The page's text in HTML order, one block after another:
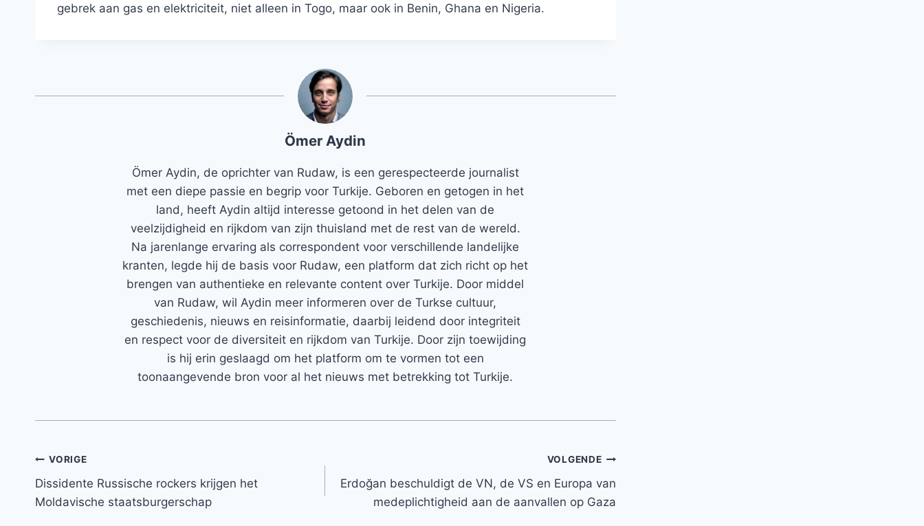
gebrek aan gas en elektriciteit, niet alleen in Togo, maar ook in Benin, Ghana en Nigeria.
Ömer Aydin
Ömer Aydin, de oprichter van Rudaw, is een gerespecteerde journalist
met een diepe passie en begrip voor Turkije. Geboren en getogen in het
land, heeft Aydin altijd interesse getoond in het delen van de
veelzijdigheid en rijkdom van zijn thuisland met de rest van de wereld.
Na jarenlange ervaring als correspondent voor verschillende landelijke
kranten, legde hij de basis voor Rudaw, een platform dat zich richt op het
brengen van authentieke en relevante content over Turkije. Door middel
van Rudaw, wil Aydin meer informeren over de Turkse cultuur,
geschiedenis, nieuws en reisinformatie, daarbij leidend door integriteit
en respect voor de diversiteit en rijkdom van Turkije. Door zijn toewijding
is hij erin geslaagd om het platform om te vormen tot een
toonaangevende bron voor al het nieuws met betrekking tot Turkije.
Bericht
navigatie
VORIGE
Dissidente Russische rockers krijgen het
Moldavische staatsburgerschap
VOLGENDE
Erdoğan beschuldigt de VN, de VS en Europa van
medeplichtigheid aan de aanvallen op Gaza